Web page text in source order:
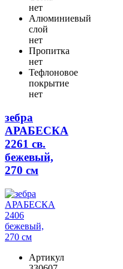
нет
Алюминиевый
слой
нет
Пропитка
нет
Тефлоновое
покрытие
нет
зебра
АРАБЕСКА
2261 св.
бежевый,
270 см
Артикул